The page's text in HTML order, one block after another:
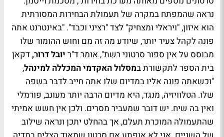
נראה שהמפתח במקרה של תעמולת הבחירות המסורתית
הוא איזון, "ויראלי ומצחיק" לצד "רציני וכבד". "באינטרנט אתה
פונה לקהל צעיר יותר, שיודע מה זה מם וחוש ההומור שלו
מבוסס על אין ספור סרטוני רשת", אומר ד"ר יובל דרור,דקאן
בית הספר לתקשורת במסלול האקדמי המכללה למינהל,
"וכשאתה פונה אליו במדיום שלו אתה חייב לדבר בשפה
שלו. הטלוויזיה, מנגד, היא מדיום הרבה יותר מעונב, פורמלי
ואין בה שיח. יש דובר שמעביר מסרים. ולכן אין חשש אמיתי
שהתעמולה המוכרת תעלם, אך בהחלט יתכן ונראה שילוב